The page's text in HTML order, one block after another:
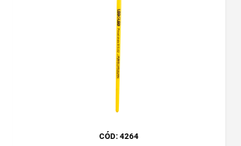
:4264